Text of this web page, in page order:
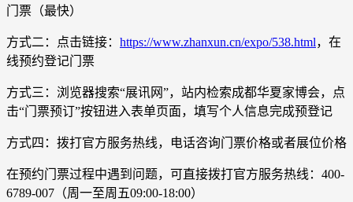
门票（最快）
方式二：点击链接： https://www.zhanxun.cn/expo/538.html，在
线预约登记门票
方式三：浏览器搜索“展讯网”，站内检索成都华夏家博会，点
击“门票预订”按钮进入表单页面，填写个人信息完成预登记
方式四：拨打官方服务热线，电话咨询门票价格或者展位价格
在预约门票过程中遇到问题，可直接拨打官方服务热线：400-
6789-007（周一至周五09:00-18:00）